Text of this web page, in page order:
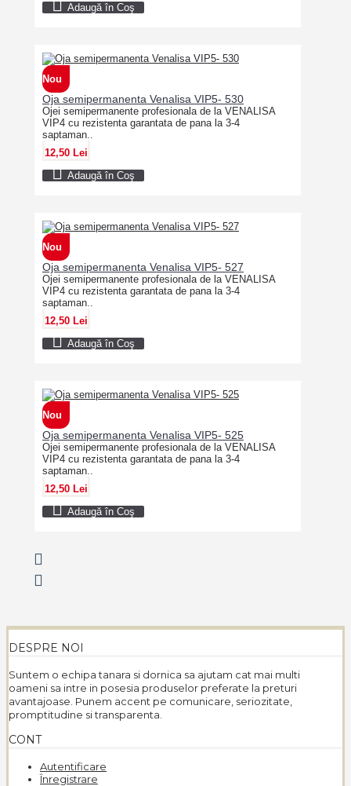
Adaugă în Coş
Nou
Oja semipermanenta Venalisa VIP5- 530
Ojei semipermanente profesionala de la VENALISA
VIP4 cu rezistenta garantata de pana la 3-4
saptaman..
12,50 Lei
Adaugă în Coş
Nou
Oja semipermanenta Venalisa VIP5- 527
Ojei semipermanente profesionala de la VENALISA
VIP4 cu rezistenta garantata de pana la 3-4
saptaman..
12,50 Lei
Adaugă în Coş
Nou
Oja semipermanenta Venalisa VIP5- 525
Ojei semipermanente profesionala de la VENALISA
VIP4 cu rezistenta garantata de pana la 3-4
saptaman..
12,50 Lei
Adaugă în Coş
DESPRE NOI
Suntem o echipa tanara si dornica sa ajutam cat mai multi
oameni sa intre in posesia produselor preferate la preturi
avantajoase. Punem accent pe comunicare, seriozitate,
promptitudine si transparenta.
CONT
Autentificare
Înregistrare